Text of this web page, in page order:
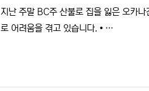
지난 주말 BC주 산불로 집을 잃은 오카
로 어려움을 겪고 있습니다. • …